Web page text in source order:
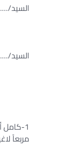
السيد/
السيد/
مربعاً